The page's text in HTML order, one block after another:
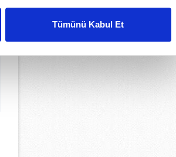
reklamlar gösterilmeyecektir."
ait çerezler kullanılmaktadır. Bu
toplumu hizmetlerinin sunulması
ilişkin detaylı bilgi için Ayarlar
Tümünü Kabul Et